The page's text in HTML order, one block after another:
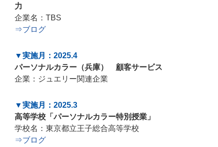
力
企業名：TBS
⇒ブログ
▼実施月：2025.4
パーソナルカラー（兵庫） 顧客サービス
企業：ジュエリー関連企業
▼実施月：2025.3
高等学校「パーソナルカラー特別授業」
学校名：東京都立王子総合高等学校
⇒ブログ